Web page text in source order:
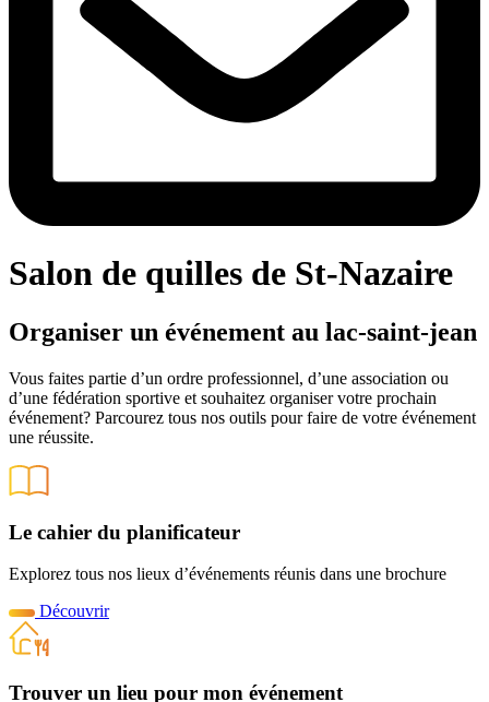
Salon de quilles de St-Nazaire
Organiser un événement au lac-saint-jean
Vous faites partie d’un ordre professionnel, d’une association ou
d’une fédération sportive et souhaitez organiser votre prochain
événement? Parcourez tous nos outils pour faire de votre événement
une réussite.
Le cahier du planificateur
Explorez tous nos lieux d’événements réunis dans une brochure
Découvrir
Trouver un lieu pour mon événement